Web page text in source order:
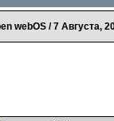
webOS /7 Августа,